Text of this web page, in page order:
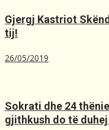
Gjergj Kastriot
tij!
26/05/2019
Sokrati dhe 24
gjithkush do të